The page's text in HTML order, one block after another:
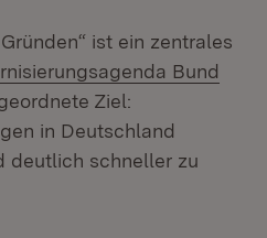
ist ein zentrales
Bund
Fenster)
Ziel:
in Deutschland
deutlich schneller zu